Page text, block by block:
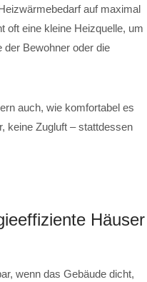
auf maximal
oft eine kleine Heizquelle, um
Bewohner oder die
auch, wie komfortabel es
keine Zugluft – stattdessen
Häuser
wenn das Gebäude dicht,